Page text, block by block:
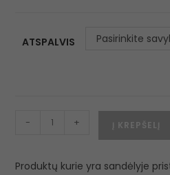
ATSPALVIS Pasirinkite
- + Į KREPŠELĮ
Produktų kurie yra sandėlyje